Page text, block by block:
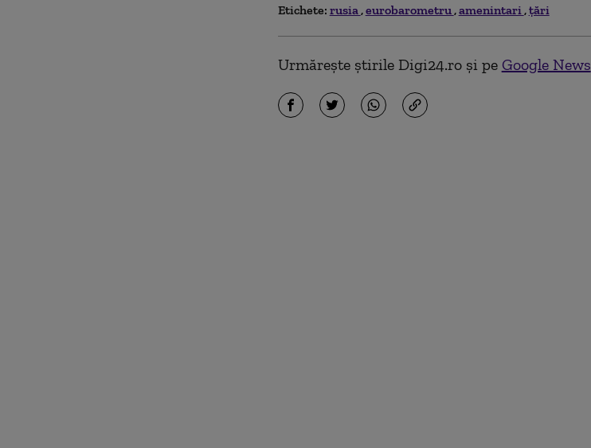
Etichete: rusia eurobarometru amenintari ţări
Urmărește știrile Digi24.ro și pe Google News